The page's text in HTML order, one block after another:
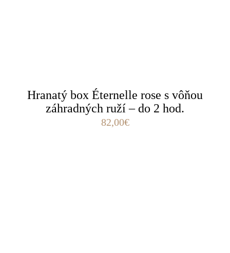
Hranatý box Éternelle rose s vôňou
záhradných ruží – do 2 hod.
82,00€